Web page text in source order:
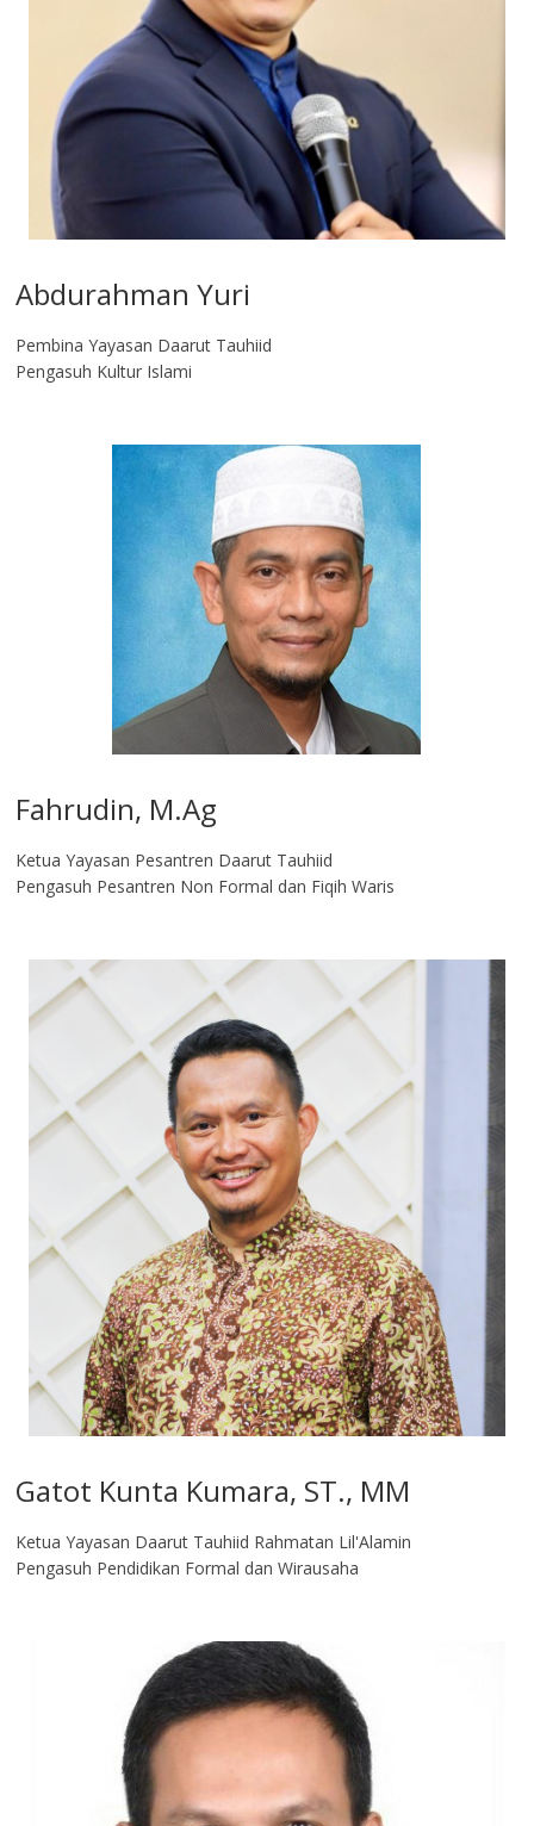
Abdurahman Yuri
Pembina Yayasan Daarut Tauhiid
Pengasuh Kultur Islami
Fahrudin, M.Ag​
Ketua Yayasan Pesantren Daarut Tauhiid
Pengasuh Pesantren Non Formal dan Fiqih Waris
Gatot Kunta Kumara, ST., MM
Ketua Yayasan Daarut Tauhiid Rahmatan Lil'Alamin
Pengasuh Pendidikan Formal dan Wirausaha